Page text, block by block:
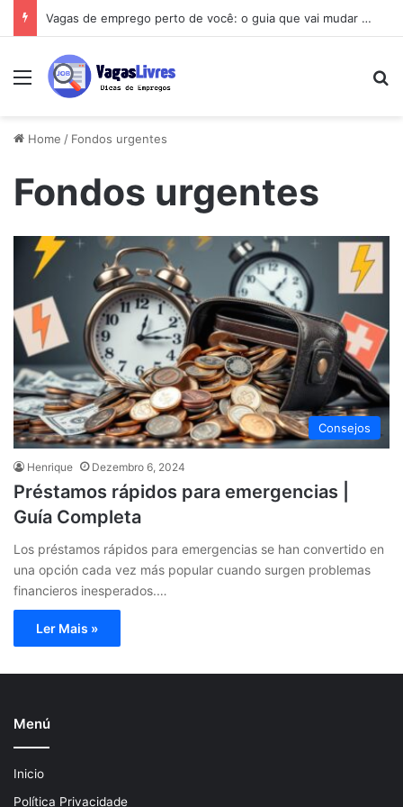
Vagas de emprego perto de você: o guia que vai mudar sua busca
Menu
Home / Fondos urgentes
Fondos urgentes
Consejos
Henrique Dezembro 6, 2024
Préstamos rápidos para emergencias |
Guía Completa
Los préstamos rápidos para emergencias se han convertido en
una opción cada vez más popular cuando surgen problemas
financieros inesperados.…
Ler Mais »
Menú
Inicio
Política Privacidade